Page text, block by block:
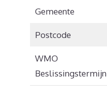
Gemeente
Postcode
WMO
Beslissingstermijn